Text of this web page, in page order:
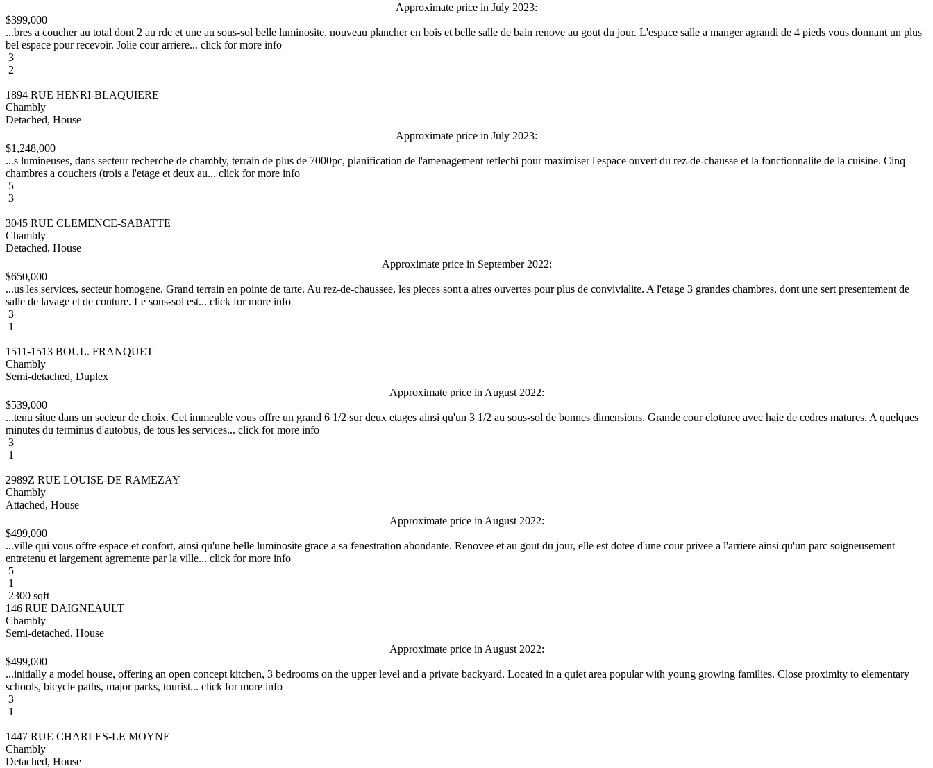
Approximate price in July 2023:
$399,000
...bres a coucher au total dont 2 au rdc et une au sous-sol belle luminosite, nouveau plancher en bois et belle salle de bain renove au gout du jour. L'espace salle a manger agrandi de 4 pieds vous donnant un plus
bel espace pour recevoir. Jolie cour arriere... click for more info
3
2
1894 RUE HENRI-BLAQUIERE
Chambly
Detached, House
Approximate price in July 2023:
$1,248,000
...s lumineuses, dans secteur recherche de chambly, terrain de plus de 7000pc, planification de l'amenagement reflechi pour maximiser l'espace ouvert du rez-de-chausse et la fonctionnalite de la cuisine. Cinq
chambres a couchers (trois a l'etage et deux au... click for more info
5
3
3045 RUE CLEMENCE-SABATTE
Chambly
Detached, House
Approximate price in September 2022:
$650,000
...us les services, secteur homogene. Grand terrain en pointe de tarte. Au rez-de-chaussee, les pieces sont a aires ouvertes pour plus de convivialite. A l'etage 3 grandes chambres, dont une sert presentement de
salle de lavage et de couture. Le sous-sol est... click for more info
3
1
1511-1513 BOUL. FRANQUET
Chambly
Semi-detached, Duplex
Approximate price in August 2022:
$539,000
...tenu situe dans un secteur de choix. Cet immeuble vous offre un grand 6 1/2 sur deux etages ainsi qu'un 3 1/2 au sous-sol de bonnes dimensions. Grande cour cloturee avec haie de cedres matures. A quelques
minutes du terminus d'autobus, de tous les services... click for more info
3
1
2989Z RUE LOUISE-DE RAMEZAY
Chambly
Attached, House
Approximate price in August 2022:
$499,000
...ville qui vous offre espace et confort, ainsi qu'une belle luminosite grace a sa fenestration abondante. Renovee et au gout du jour, elle est dotee d'une cour privee a l'arriere ainsi qu'un parc soigneusement
entretenu et largement agremente par la ville... click for more info
5
1
2300 sqft
146 RUE DAIGNEAULT
Chambly
Semi-detached, House
Approximate price in August 2022:
$499,000
...initially a model house, offering an open concept kitchen, 3 bedrooms on the upper level and a private backyard. Located in a quiet area popular with young growing families. Close proximity to elementary
schools, bicycle paths, major parks, tourist... click for more info
3
1
1447 RUE CHARLES-LE MOYNE
Chambly
Detached, House